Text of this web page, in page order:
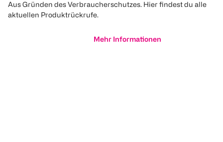
Aus Gründen des Verbraucherschutzes. Hier findest du alle
aktuellen Produktrückrufe.
Mehr Informationen